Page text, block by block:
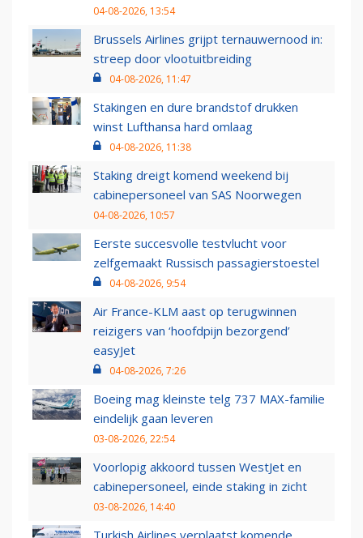
04-08-2026, 13:54
Brussels Airlines grijpt ternauwernood in:
streep door vlootuitbreiding
04-08-2026, 11:47
Stakingen en dure brandstof drukken
winst Lufthansa hard omlaag
04-08-2026, 11:38
Staking dreigt komend weekend bij
cabinepersoneel van SAS Noorwegen
04-08-2026, 10:57
Eerste succesvolle testvlucht voor
zelfgemaakt Russisch passagierstoestel
04-08-2026, 9:54
Air France-KLM aast op terugwinnen
reizigers van ‘hoofdpijn bezorgend’
easyJet
04-08-2026, 7:26
Boeing mag kleinste telg 737 MAX-familie
eindelijk gaan leveren
03-08-2026, 22:54
Voorlopig akkoord tussen WestJet en
cabinepersoneel, einde staking in zicht
03-08-2026, 14:40